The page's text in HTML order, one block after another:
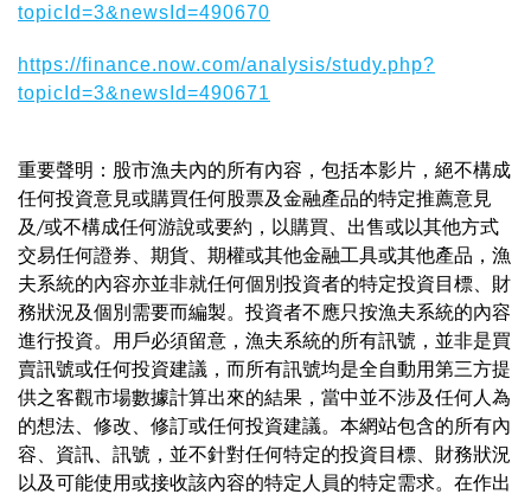
topicId=3&newsId=490670
https://finance.now.com/analysis/study.php?
topicId=3&newsId=490671
重要聲明：股市漁夫內的所有內容，包括本影片，絕不構成
任何投資意見或購買任何股票及金融產品的特定推薦意見
及/或不構成任何游說或要約，以購買、出售或以其他方式
交易任何證券、期貨、期權或其他金融工具或其他產品，漁
夫系統的內容亦並非就任何個別投資者的特定投資目標、財
務狀況及個別需要而編製。投資者不應只按漁夫系統的內容
進行投資。用戶必須留意，漁夫系統的所有訊號，並非是買
賣訊號或任何投資建議，而所有訊號均是全自動用第三方提
供之客觀市場數據計算出來的結果，當中並不涉及任何人為
的想法、修改、修訂或任何投資建議。本網站包含的所有內
容、資訊、訊號，並不針對任何特定的投資目標、財務狀況
以及可能使用或接收該內容的特定人員的特定需求。在作出